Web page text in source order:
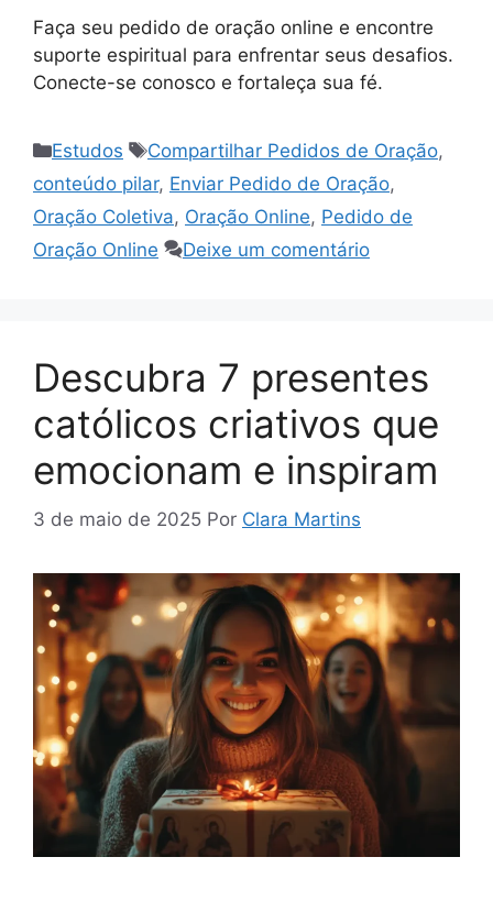
Faça seu pedido de oração online e encontre
suporte espiritual para enfrentar seus desafios.
Conecte-se conosco e fortaleça sua fé.
Categorias
Estudos Tags
Compartilhar Pedidos de Oração,
conteúdo pilar, Enviar Pedido de Oração,
Oração Coletiva, Oração Online, Pedido de
Oração Online
Deixe um comentário
Descubra 7 presentes
católicos criativos que
emocionam e inspiram
3 de maio de 2025 Por Clara Martins